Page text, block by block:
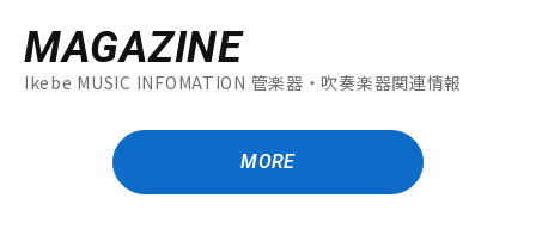
MAGAZINE
Ikebe MUSIC INFOMATION 管楽器・吹奏楽器関連情報
MORE